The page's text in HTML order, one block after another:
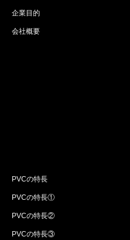
企業目的
会社概要
PVCの特長
PVCの特長①
PVCの特長②
PVCの特長③